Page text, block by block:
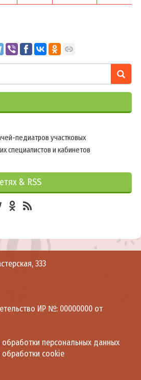
и НПК
и фестивали
в 1 классы
комиссии
педиатров участковых
специалистов и кабинетов
& RSS
333
ИР №: 00000000 от
персональных данных
cookie